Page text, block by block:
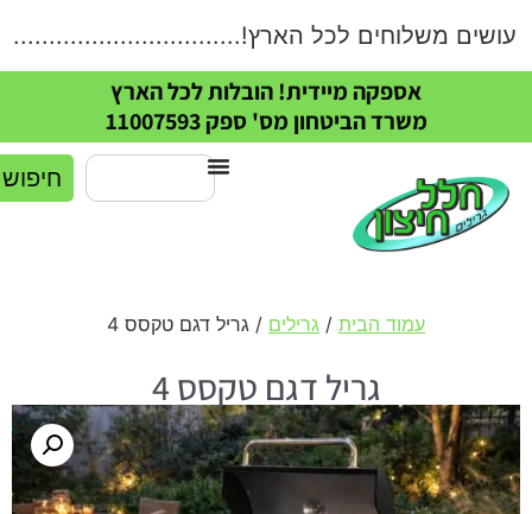
עושים משלוחים לכל
אספקה מיידית! הובלות לכל הארץ
משרד הביטחון מס' ספק 11007593
חיפוש
עמוד הבית/גרילים/ גריל דגם טקסס 4
גריל דגם טקסס 4